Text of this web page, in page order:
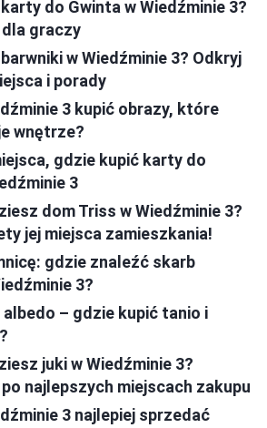
do Gwinta w Wiedźminie 3?
graczy
w Wiedźminie 3? Odkryj
i porady
3 kupić obrazy, które
wnętrze?
gdzie kupić karty do
3
dom Triss w Wiedźminie 3?
jej miejsca zamieszkania!
gdzie znaleźć skarb
3?
albedo – gdzie kupić tanio i
juki w Wiedźminie 3?
najlepszych miejscach zakupu
3 najlepiej sprzedać